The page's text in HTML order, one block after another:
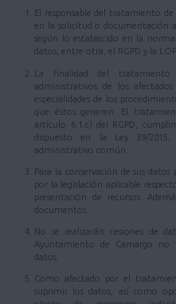
El responsable del tratamiento
en la solicitud o documentación
según lo establecido en la
datos, entre otra, el RGPD y la
La finalidad del
administrativos de los
especialidades de los
que éstos generen. El
artículo 6.1.c) del RGPD,
dispuesto en la Ley 39/
administrativo común.
Para la conservación de sus
por la legislación aplicable
presentación de recursos.
documentos.
No se realizarán cesiones de
Ayuntamiento de Camargo no
datos.
Como afectado por el
suprimir los datos, así como